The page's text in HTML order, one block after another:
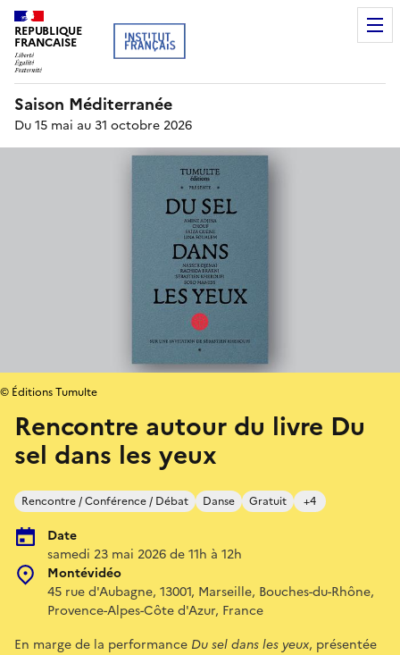
REPUBLIQUE
FRANCAISE
Saison Méditerranée
Du 15 mai au 31 octobre 2026
Rencontre autour du livre Du
sel dans les yeux
Rencontre / Conférence / Débat Danse Gratuit +4
Date
samedi 23 mai 2026 de 11h à 12h
Montévidéo
45 rue d'Aubagne, 13001, Marseille, Bouches-du-Rhône,
Provence-Alpes-Côte d'Azur, France
© Éditions Tumulte
En marge de la performance Du sel dans les yeux, présentée